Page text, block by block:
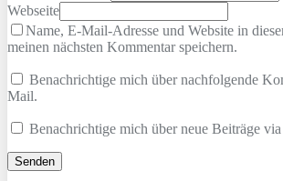
Webseite
Name, E-Mail-Adresse und Website in
meinen nächsten Kommentar speichern.
Benachrichtige mich über nachfolgende
Mail.
Benachrichtige mich über neue Beiträge